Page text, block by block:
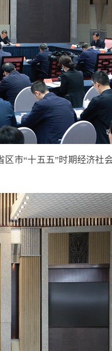
市“十五五”时期经济社